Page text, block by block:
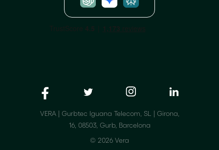
VERA | Gurbtec Iguana Telecom, SL | Girona,
16, 08503, Gurb, Barcelona
© 2026 Vera